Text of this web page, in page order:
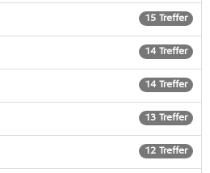
15 Treffer
14 Treffer
14 Treffer
13 Treffer
12 Treffer